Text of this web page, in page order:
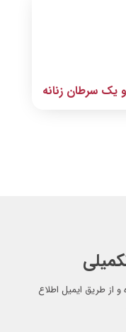
از طریق ایمیل اطلاع